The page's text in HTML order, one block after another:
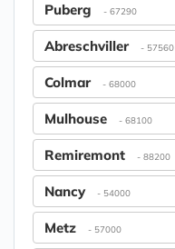
Puberg - 67290
Abreschviller - 57560
Colmar - 68000
Mulhouse - 68100
Remiremont - 88200
Nancy - 54000
Metz - 57000